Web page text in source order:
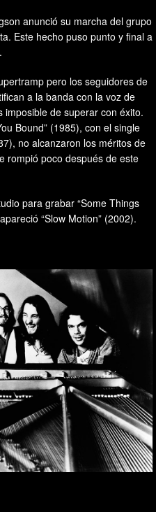
anunció su marcha del grupo
Este hecho puso punto y final a
pero los seguidores de
a la banda con la voz de
imposible de superar con éxito.
Bound” (1985), con el single
no alcanzaron los méritos de
rompió poco después de este
para grabar “Some Things
“Slow Motion” (2002).